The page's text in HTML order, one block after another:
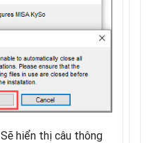
Sẽ hiển thị câu thông